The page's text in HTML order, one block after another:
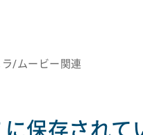
/ムービー関連
保存されて